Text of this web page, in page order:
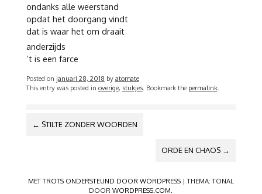
ondanks alle weerstand
opdat het doorgang vindt
dat is waar het om draait
anderzijds
‘t is een farce
Posted on januari 28, 2018 by atomate
This entry was posted in overige, stukjes. Bookmark the permalink.
BERICHTNAVIGATIE
← STILTE ZONDER WOORDEN
ORDE EN CHAOS →
MET TROTS ONDERSTEUND DOOR WORDPRESS |THEMA: TONAL
DOORWORDPRESS.COM